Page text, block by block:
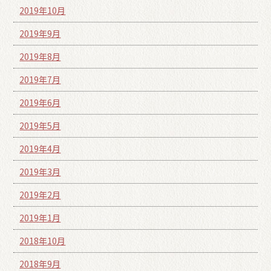
2019年10月
2019年9月
2019年8月
2019年7月
2019年6月
2019年5月
2019年4月
2019年3月
2019年2月
2019年1月
2018年10月
2018年9月